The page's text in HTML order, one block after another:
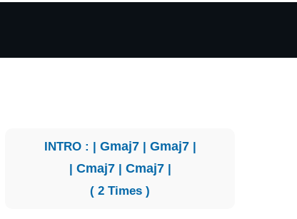
INTRO : | Gmaj7| Gmaj7|
| Cmaj7| Cmaj7|
( 2 Times )